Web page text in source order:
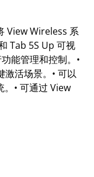
View Wireless 系
Tab 5S Up 可视
能管理和控制。•
活场景。• 可以
• 可通过 View